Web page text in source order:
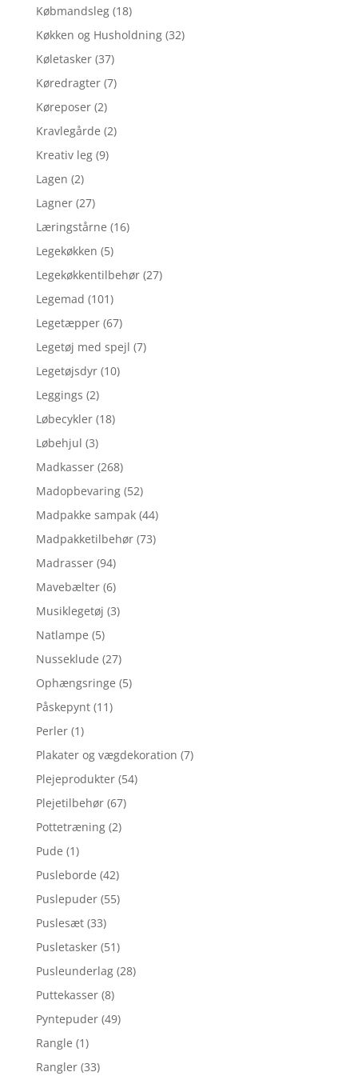
Købmandsleg (18)
Køkken og Husholdning (32)
Køletasker (37)
Køredragter (7)
Køreposer (2)
Kravlegårde (2)
Kreativ leg (9)
Lagen (2)
Lagner (27)
Læringstårne (16)
Legekøkken (5)
Legekøkkentilbehør (27)
Legemad (101)
Legetæpper (67)
Legetøj med spejl (7)
Legetøjsdyr (10)
Leggings (2)
Løbecykler (18)
Løbehjul (3)
Madkasser (268)
Madopbevaring (52)
Madpakke sampak (44)
Madpakketilbehør (73)
Madrasser (94)
Mavebælter (6)
Musiklegetøj (3)
Natlampe (5)
Nusseklude (27)
Ophængsringe (5)
Påskepynt (11)
Perler (1)
Plakater og vægdekoration (7)
Plejeprodukter (54)
Plejetilbehør (67)
Pottetræning (2)
Pude (1)
Pusleborde (42)
Puslepuder (55)
Puslesæt (33)
Pusletasker (51)
Pusleunderlag (28)
Puttekasser (8)
Pyntepuder (49)
Rangle (1)
Rangler (33)